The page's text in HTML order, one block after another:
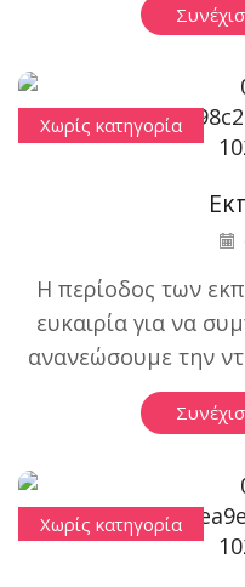
Χωρίς κατηγορία
Η περίοδος των
ευκαιρία για να
ανανεώσουμε την
Χωρίς κατηγορία